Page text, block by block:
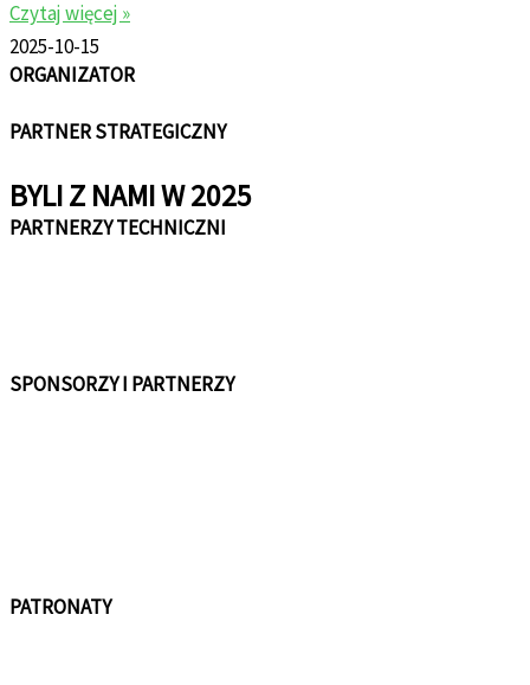
Czytaj więcej »
2025-10-15
ORGANIZATOR
PARTNER STRATEGICZNY
BYLI Z NAMI W 2025
PARTNERZY TECHNICZNI
SPONSORZY I PARTNERZY
PATRONATY